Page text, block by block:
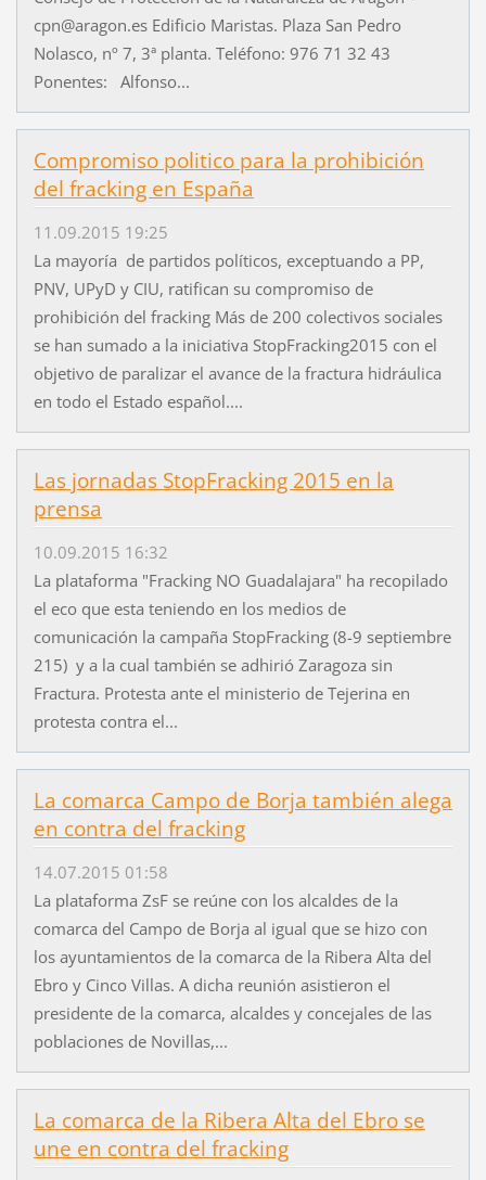
cpn@aragon.es Edificio Maristas. Plaza San Pedro
Nolasco, nº 7, 3ª planta. Teléfono: 976 71 32 43
Ponentes: Alfonso...
Compromiso politico para la prohibición
del fracking en España
11.09.2015 19:25
La mayoría de partidos políticos, exceptuando a PP,
PNV, UPyD y CIU, ratifican su compromiso de
prohibición del fracking Más de 200 colectivos sociales
se han sumado a la iniciativa StopFracking2015 con el
objetivo de paralizar el avance de la fractura hidráulica
en todo el Estado español....
Las jornadas StopFracking 2015 en la
prensa
10.09.2015 16:32
La plataforma "Fracking NO Guadalajara" ha recopilado
el eco que esta teniendo en los medios de
comunicación la campaña StopFracking (8-9 septiembre
215) y a la cual también se adhirió Zaragoza sin
Fractura. Protesta ante el ministerio de Tejerina en
protesta contra el...
La comarca Campo de Borja también alega
en contra del fracking
14.07.2015 01:58
La plataforma ZsF se reúne con los alcaldes de la
comarca del Campo de Borja al igual que se hizo con
los ayuntamientos de la comarca de la Ribera Alta del
Ebro y Cinco Villas. A dicha reunión asistieron el
presidente de la comarca, alcaldes y concejales de las
poblaciones de Novillas,...
La comarca de la Ribera Alta del Ebro se
une en contra del fracking